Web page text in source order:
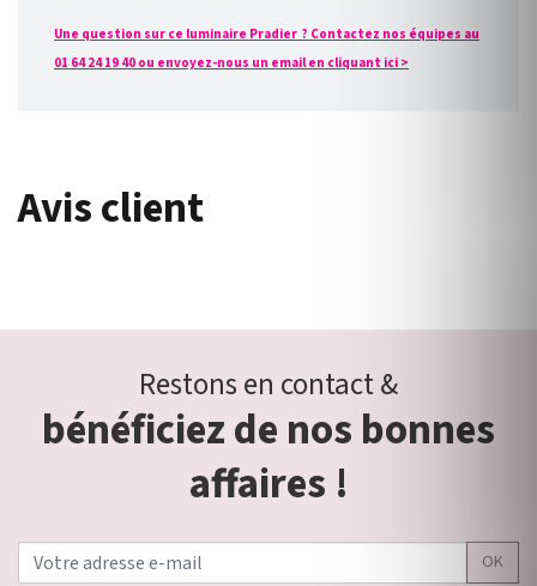
Une question sur ce luminaire Pradier ? Contactez nos équipes au
01 64 24 19 40 ou envoyez-nous un email en cliquant ici >
Avis client
Restons en contact &
bénéficiez de nos bonnes
affaires !
OK